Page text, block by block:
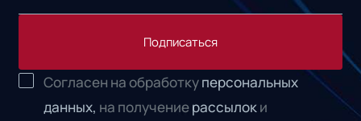
Подписаться
Согласен на обработкуперсональных
данных, на получениерассылок и